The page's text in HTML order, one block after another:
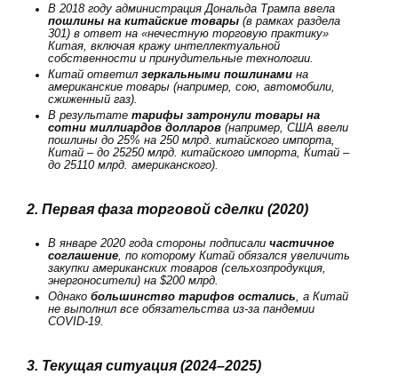
В 2018 году администрация Дональда Трампа ввела
пошлины на китайские товары (в рамках раздела
301) в ответ на «нечестную торговую практику»
Китая, включая кражу интеллектуальной
собственности и принудительные технологии.
Китай ответил зеркальными пошлинами на
американские товары (например, сою, автомобили,
сжиженный газ).
В результате тарифы затронули товары на
сотни миллиардов долларов (например, США ввели
пошлины до 25% на 250 млрд. китайского импорта,
Китай – до 25250 млрд. китайского импорта Китай –
до 25110 млрд. американского).
2. Первая фаза торговой сделки (2020)
В январе 2020 года стороны подписали частичное
соглашение , по которому Китай обязался увеличить
закупки американских товаров (сельхозпродукция,
энергоносители) на $200 млрд.
Однако большинство тарифов остались , а Китай
не выполнил все обязательства из-за пандемии
COVID-19.
3. Текущая ситуация (2024–2025)